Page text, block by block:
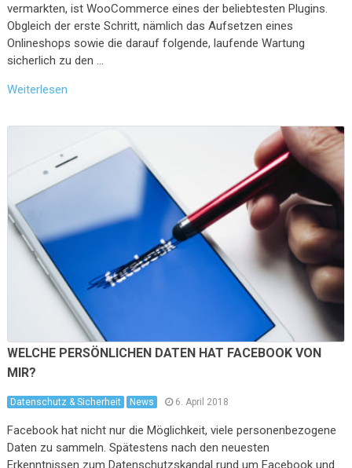
vermarkten, ist WooCommerce eines der beliebtesten Plugins.
Obgleich der erste Schritt, nämlich das Aufsetzen eines
Onlineshops sowie die darauf folgende, laufende Wartung
sicherlich zu den …
Weiterlesen
WELCHE PERSÖNLICHEN DATEN HAT FACEBOOK VON
MIR?
Datenschutz & Sicherheit News 6. April 2018
Facebook hat nicht nur die Möglichkeit, viele personenbezogene
Daten zu sammeln. Spätestens nach den neuesten
Erkenntnissen zum Datenschutzskandal rund um Facebook und